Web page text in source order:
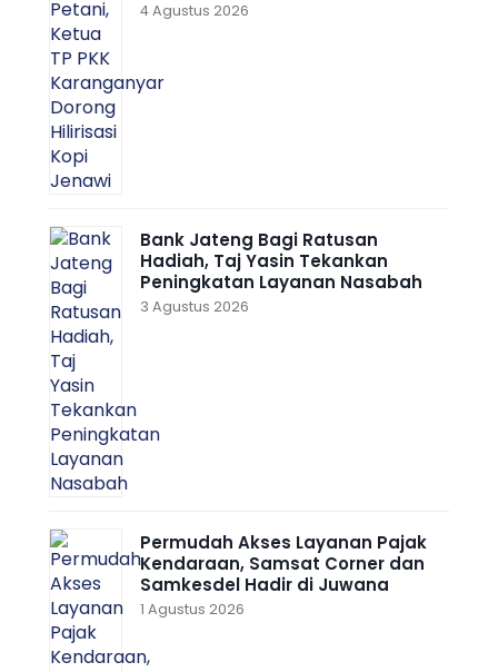
4 Agustus 2026
Bank Jateng Bagi Ratusan
Hadiah, Taj Yasin Tekankan
Peningkatan Layanan Nasabah
3 Agustus 2026
Permudah Akses Layanan Pajak
Kendaraan, Samsat Corner dan
Samkesdel Hadir di Juwana
1 Agustus 2026